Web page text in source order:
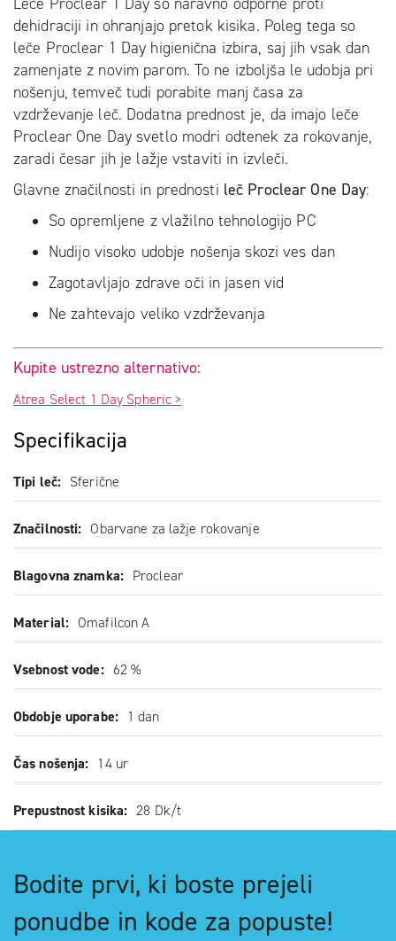
Specifikacija
Tipi leč Sferične
Značilnosti Obarvane za lažje rokovanje
Blagovna znamka Proclear
Material Omafilcon A
Vsebnost vode 62 %
Obdobje uporabe 1 dan
Čas nošenja 14 ur
Prepustnost kisika 28 Dk/t
Leče Proclear 1 Day so naravno odporne proti
dehidraciji in ohranjajo pretok kisika. Poleg tega so
leče Proclear 1 Day higienična izbira, saj jih vsak dan
zamenjate z novim parom. To ne izboljša le udobja pri
nošenju, temveč tudi porabite manj časa za
vzdrževanje leč. Dodatna prednost je, da imajo leče
Proclear One Day svetlo modri odtenek za rokovanje,
zaradi česar jih je lažje vstaviti in izvleči.
Glavne značilnosti in prednosti leč Proclear One Day:
So opremljene z vlažilno tehnologijo PC
Nudijo visoko udobje nošenja skozi ves dan
Zagotavljajo zdrave oči in jasen vid
Ne zahtevajo veliko vzdrževanja
Kupite ustrezno alternativo:
Atrea Select 1 Day Spheric >
Bodite prvi, ki boste prejeli
ponudbe in kode za popuste!